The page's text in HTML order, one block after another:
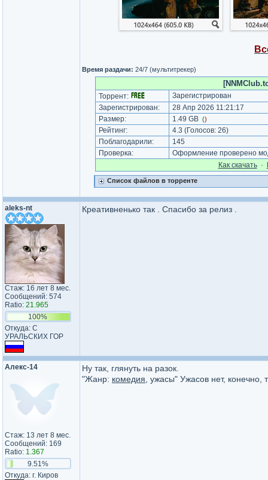
Время раздачи: 24/7 (мультитрекер)
Торрент:
Зарегистрирован
Зарегистрирован:
28 Апр 2026 11:21:17
Размер:
1.49 GB ()
Рейтинг: 4.3 (Голосов: 26)
Поблагодарили:
145
Проверка:
Оформление проверено
Как cкачать·
Список файлов в торренте
aleks-nt
Стаж: 16 лет 8 мес.
Сообщений: 574
Ratio: 21.965
100%
Откуда: С
УРАЛЬСКИХ ГОР
Креативненько так . Спасибо за релиз .
Алекс-14
Стаж: 13 лет 8 мес.
Сообщений: 169
Ratio: 1.367
9.51%
Откуда: г. Киров
Ну так, глянуть на разок.
"Жанр: комедия , ужасы" Ужасов нет,